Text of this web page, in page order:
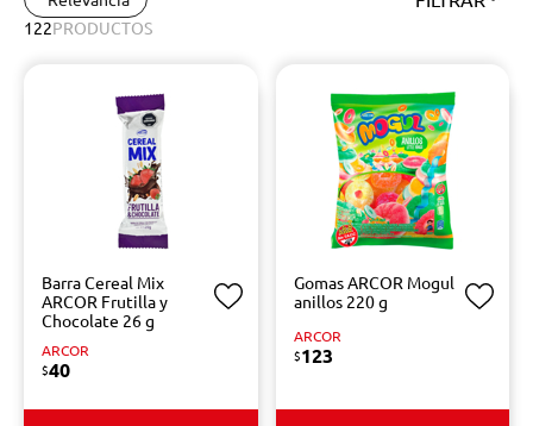
122PRODUCTOS
Barra Cereal Mix
ARCOR Frutilla y
Chocolate 26 g
ARCOR
$40
Gomas ARCOR Mogul
anillos 220 g
ARCOR
$123